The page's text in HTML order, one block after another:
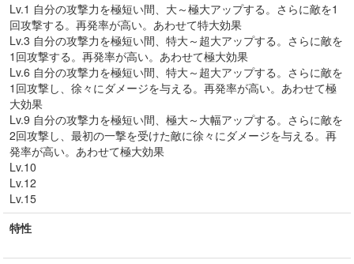
Lv.1 自分の攻撃力を極短い間、大～極大アップする。さらに敵を1
回攻撃する。再発率が高い。あわせて特大効果
Lv.3 自分の攻撃力を極短い間、特大～超大アップする。さらに敵を
1回攻撃する。再発率が高い。あわせて極大効果
Lv.6 自分の攻撃力を極短い間、特大～超大アップする。さらに敵を
1回攻撃し、徐々にダメージを与える。再発率が高い。あわせて極
大効果
Lv.9 自分の攻撃力を極短い間、極大～大幅アップする。さらに敵を
2回攻撃し、最初の一撃を受けた敵に徐々にダメージを与える。再
発率が高い。あわせて極大効果
Lv.10
Lv.12
Lv.15
特性